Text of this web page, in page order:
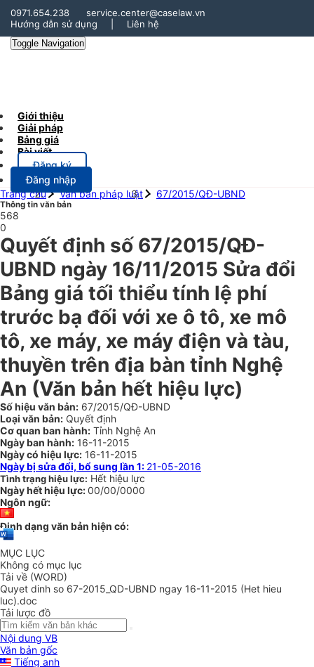
0971.654.238
service.center@caselaw.vn
Hướng dẫn sử dụng
Liên hệ
Toggle Navigation
Giới thiệu
Giải pháp
Bảng giá
Bài viết
Đăng ký
Đăng nhập
Trang chủ
Văn bản pháp luật 67/2015/QĐ-UBND
Thông tin văn bản
568
0
Quyết định số 67/2015/QĐ-
UBND ngày 16/11/2015 Sửa đổi
Bảng giá tối thiểu tính lệ phí
trước bạ đối với xe ô tô, xe mô
tô, xe máy, xe máy điện và tàu,
thuyền trên địa bàn tỉnh Nghệ
An (Văn bản hết hiệu lực)
Số hiệu văn bản: 67/2015/QĐ-UBND
Loại văn bản: Quyết định
Cơ quan ban hành: Tỉnh Nghệ An
Ngày ban hành: 16-11-2015
Ngày có hiệu lực: 16-11-2015
Ngày bị sửa đổi, bổ sung lần 1: 21-05-2016
Tình trạng hiệu lực: Hết hiệu lực
Ngày hết hiệu lực:00/00/0000
Ngôn ngữ:
Định dạng văn bản hiện có:
MỤC LỤC
Không có mục lục
Tải về (WORD)
Quyet dinh so 67-2015_QD-UBND ngay 16-11-2015 (Het hieu
luc).doc
Tải lược đồ
Nội dung VB
Văn bản gốc
Tiếng anh